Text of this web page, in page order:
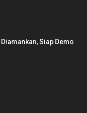
Siap Demo